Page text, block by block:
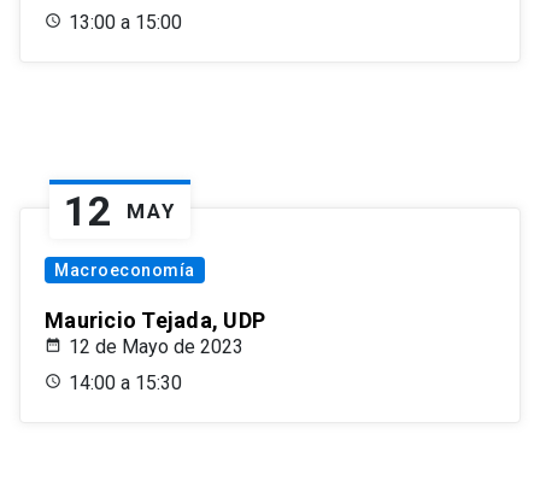
13:00 a 15:00
12 MAY
Macroeconomía
Mauricio Tejada, UDP
12 de Mayo de 2023
14:00 a 15:30